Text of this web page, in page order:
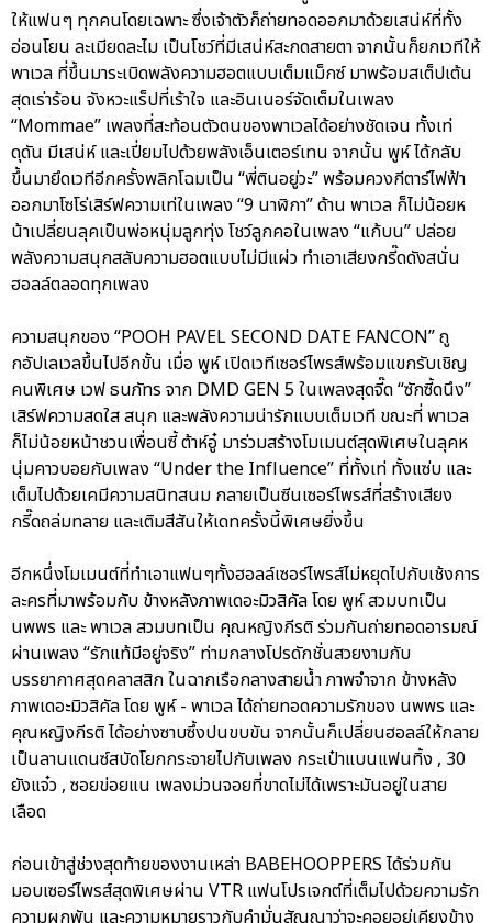
ให้แฟนๆ ทุกคนโดยเฉพาะ ซึ่งเจ้าตัวก็ถ่ายทอดออกมาด้วยเสน่ห์ที่ทั้ง
อ่อนโยน ละเมียดละไม เป็นโชว์ที่มีเสน่ห์สะกดสายตา จากนั้นก็ยกเวทีให้
พาเวล ที่ขึ้นมาระเบิดพลังความฮอตแบบเต็มแม็กซ์ มาพร้อมสเต็ปเต้น
สุดเร่าร้อน จังหวะแร็ปที่เร้าใจ และอินเนอร์จัดเต็มในเพลง
“Mommae” เพลงที่สะท้อนตัวตนของพาเวลได้อย่างชัดเจน ทั้งเท่
ดุดัน มีเสน่ห์ และเปี่ยมไปด้วยพลังเอ็นเตอร์เทน จากนั้น พูห์ ได้กลับ
ขึ้นมายึดเวทีอีกครั้งพลิกโฉมเป็น “พี่ตินอยู่วะ” พร้อมควงกีตาร์ไฟฟ้า
ออกมาโซโร่เสิร์ฟความเท่ในเพลง “9 นาฬิกา” ด้าน พาเวล ก็ไม่น้อยห
น้าเปลี่ยนลุคเป็นพ่อหนุ่มลูกทุ่ง โชว์ลูกคอในเพลง “แก้บน” ปล่อย
พลังความสนุกสลับความฮอตแบบไม่มีแผ่ว ทำเอาเสียงกรี๊ดดังสนั่น
ฮอลล์ตลอดทุกเพลง
ความสนุกของ “POOH PAVEL SECOND DATE FANCON” ถู
กอัปเลเวลขึ้นไปอีกขั้น เมื่อ พูห์ เปิดเวทีเซอร์ไพรส์พร้อมแขกรับเชิญ
คนพิเศษ เวฟ ธนภัทร จาก DMD GEN 5 ในเพลงสุดจี๊ด “ซักซี้ดนึง”
เสิร์ฟความสดใส สนุก และพลังความน่ารักแบบเต็มเวที ขณะที่ พาเวล
ก็ไม่น้อยหน้าชวนเพื่อนซี้ ต้าห์อู๋ มาร่วมสร้างโมเมนต์สุดพิเศษในลุคห
นุ่มคาวบอยกับเพลง “Under the Influence” ที่ทั้งเท่ ทั้งแซ่บ และ
เต็มไปด้วยเคมีความสนิทสนม กลายเป็นซีนเซอร์ไพรส์ที่สร้างเสียง
กรี๊ดถล่มทลาย และเติมสีสันให้เดทครั้งนี้พิเศษยิ่งขึ้น
อีกหนึ่งโมเมนต์ที่ทำเอาแฟนๆทั้งฮอลล์เซอร์ไพรส์ไม่หยุดไปกับเช้งการ
ละครที่มาพร้อมกับ ข้างหลังภาพเดอะมิวสิคัล โดย พูห์ สวมบทเป็น
นพพร และ พาเวล สวมบทเป็น คุณหญิงกีรติ ร่วมกันถ่ายทอดอารมณ์
ผ่านเพลง “รักแท้มีอยู่จริง” ท่ามกลางโปรดักชั่นสวยงามกับ
บรรยากาศสุดคลาสสิก ในฉากเรือกลางสายน้ำ ภาพจำจาก ข้างหลัง
ภาพเดอะมิวสิคัล โดย พูห์ - พาเวล ได้ถ่ายทอดความรักของ นพพร และ
คุณหญิงกีรติ ได้อย่างซาบซึ้งปนขบขัน จากนั้นก็เปลี่ยนฮอลล์ให้กลาย
เป็นลานแดนซ์สบัดโยกกระจายไปกับเพลง กระเป๋าแบนแฟนทิ้ง , 30
ยังแจ๋ว , ซอยข่อยแน เพลงม่วนจอยที่ขาดไม่ได้เพราะมันอยู่ในสาย
เลือด
ก่อนเข้าสู่ช่วงสุดท้ายของงานเหล่า BABEHOOPPERS ได้ร่วมกัน
มอบเซอร์ไพรส์สุดพิเศษผ่าน VTR แฟนโปรเจกต์ที่เต็มไปด้วยความรัก
ความผูกพัน และความหมายราวกับคำมั่นสัญญาว่าจะคอยอยู่เคียงข้าง